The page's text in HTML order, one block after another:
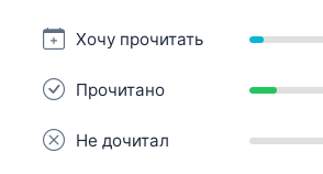
Хочу прочитать
Прочитано
Не дочитал